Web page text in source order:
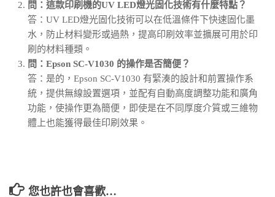
問：這款印刷機的UV LED燈光固化技術有什麼特點？
答：UV LED燈光固化技術可以在低溫條件下快速固化墨
水，防止材料變形或過熱，提高印刷效率並擴展可用於印
刷的材料種類。
問：Epson SC-V1030 的操作是否簡便？
答：是的，Epson SC-V1030 有緊湊的設計和前置操作系
統，提供無線設置選項，並配有自動高度調整功能和廣角
功能，使操作更為簡便，即使是在不同厚度介質或三維物
體上也能獲得最佳印刷效果。
您也許也會喜歡…